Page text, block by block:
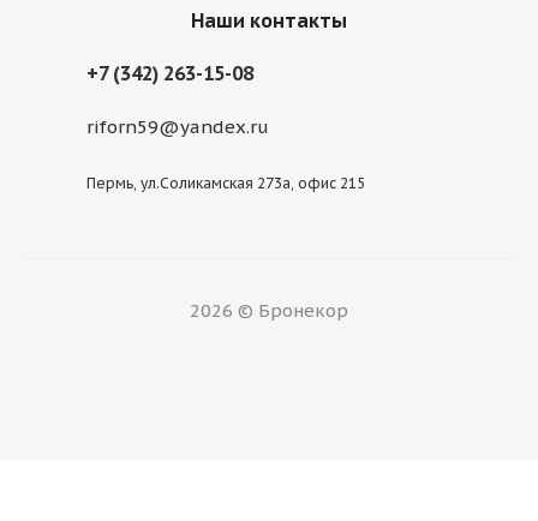
Наши контакты
+7 (342) 263-15-08
riforn59@yandex.ru
Пермь, ул.Соликамская 273а, офис 215
2026 © Бронекор